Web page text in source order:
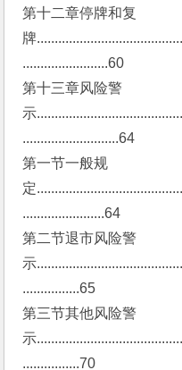
第十二章停牌和复
牌
........................60
第十三章风险警
示
...........................64
第一节一般规
定
.......................64
第二节退市风险警
示
................65
第三节其他风险警
示
................70